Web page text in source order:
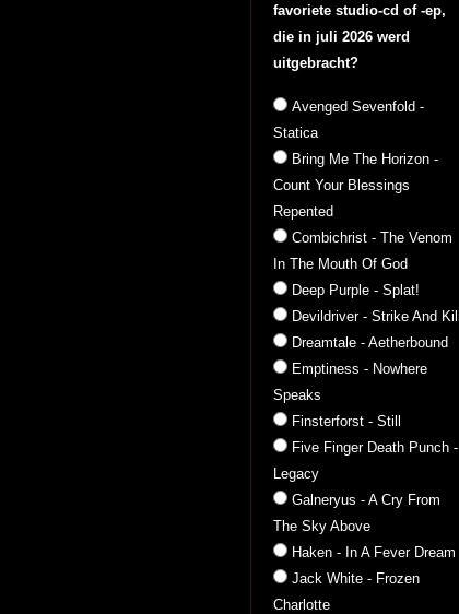
favoriete studio-cd of -ep,
die in juli 2026 werd
uitgebracht?
Avenged Sevenfold -
Statica
Bring Me The Horizon -
Count Your Blessings
Repented
Combichrist - The Venom
In The Mouth Of God
Deep Purple - Splat!
Devildriver - Strike And Kill
Dreamtale - Aetherbound
Emptiness - Nowhere
Speaks
Finsterforst - Still
Five Finger Death Punch -
Legacy
Galneryus - A Cry From
The Sky Above
Haken - In A Fever Dream
Jack White - Frozen
Charlotte